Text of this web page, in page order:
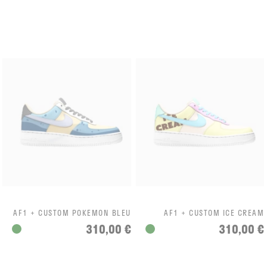
AF1 + CUSTOM POKEMON BLEU
310,00 €
AF1 + CUSTOM ICE CREAM
310,00 €